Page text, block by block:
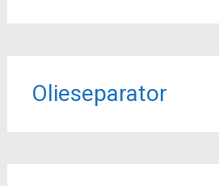
Olieseparator